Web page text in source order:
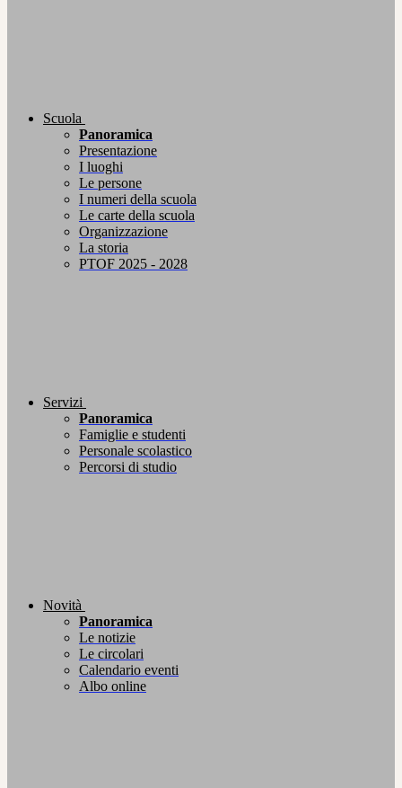
Scuola
Panoramica
Presentazione
I luoghi
Le persone
I numeri della scuola
Le carte della scuola
Organizzazione
La storia
PTOF 2025 - 2028
Servizi
Panoramica
Famiglie e studenti
Personale scolastico
Percorsi di studio
Novità
Panoramica
Le notizie
Le circolari
Calendario eventi
Albo online